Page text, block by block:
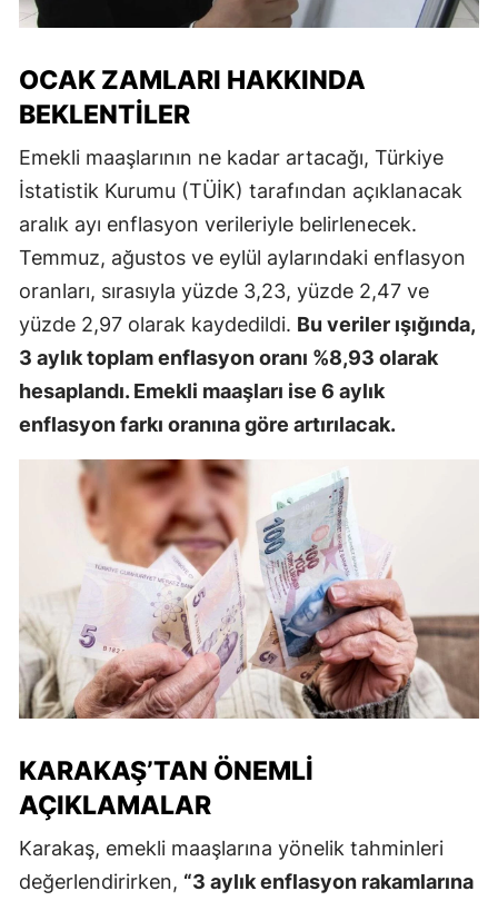
OCAK ZAMLARI HAKKINDA
BEKLENTILER
Emekli maaşlarının ne kadar artacağı, Türkiye
İstatistik Kurumu (TÜİK) tarafından açıklanacak
aralık ayı enflasyon verileriyle belirlenecek.
Temmuz, ağustos ve eylül aylarındaki enflasyon
oranları, sırasıyla yüzde 3,23, yüzde 2,47 ve
yüzde 2,97 olarak kaydedildi. Bu veriler ışığında,
3 aylık toplam enflasyon oranı %8,93 olarak
hesaplandı. Emekli maaşları ise 6 aylık
enflasyon farkı oranına göre artırılacak.
KARAKAŞ’TAN ÖNEMLI
AÇIKLAMALAR
Karakaş, emekli maaşlarına yönelik tahminleri
değerlendirirken, “3 aylık enflasyon rakamlarına